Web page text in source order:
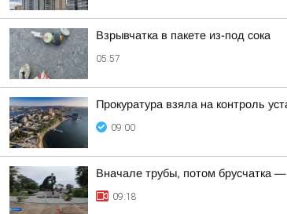
Взрывчатка в пакете из-под сока
05:57
Прокуратура взяла на контроль
09:00
Вначале трубы, потом брусчатка
09:18